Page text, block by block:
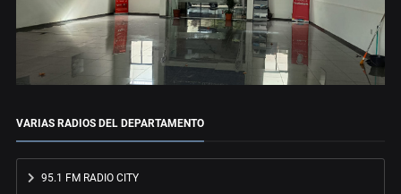
VARIAS RADIOS DEL DEPARTAMENTO
95.1 FM RADIO CITY